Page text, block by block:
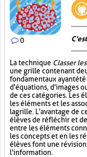
0
La technique Classer
une grille contenant
fondamentaux ayant
d'équations, d'images
de ces catégories. Les
les éléments et les
la grille. L'avantage de
élèves de réfléchir et
entre les éléments
les concepts et en les
élèves font une
l'information.